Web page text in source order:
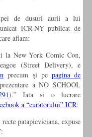
de dusuri aurii a lui
ICR-NY publicat de
aflam:
la New York Comic Con,
(Street Delivery), e
precum şi pe pagina de
a NO SCHOOL
).” Iata si o lucrare
a “curatorului” ICR:
patapieviciana, expuse